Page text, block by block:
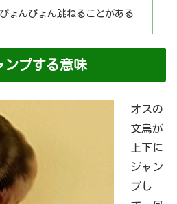
ょんぴょん跳ねることがある
ンプする意味
オスの
文鳥が
上下に
ジャン
プし